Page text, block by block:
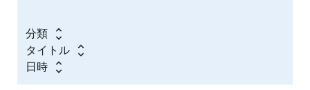
分類
タイトル
日時